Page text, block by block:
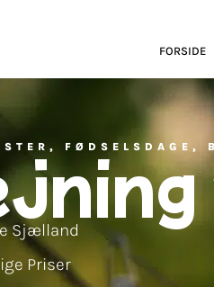
FORSIDE
FØDSELSDAGE,
Sjælland
Priser